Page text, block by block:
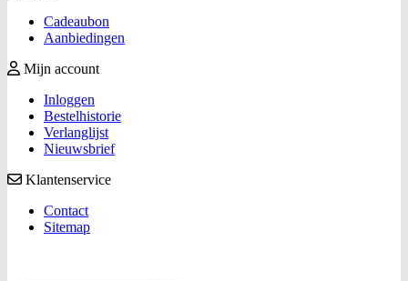
Cadeaubon
Aanbiedingen
Mijn account
Inloggen
Bestelhistorie
Verlanglijst
Nieuwsbrief
Klantenservice
Contact
Sitemap